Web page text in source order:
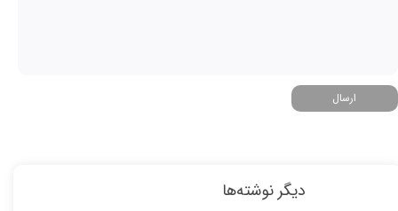
ارسال
دیگر نوشته‌ها